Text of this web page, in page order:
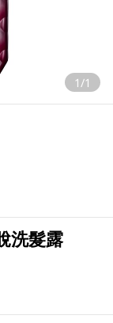
1/1
洗髮露